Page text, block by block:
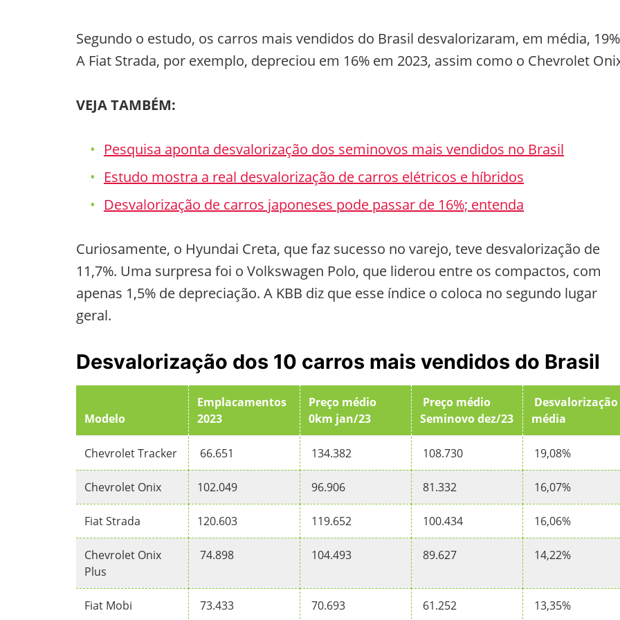
Segundo o estudo, os carros mais vendidos do Brasil desvalorizaram, em média,
A Fiat Strada, por exemplo, depreciou em 16% em 2023, assim como o Chevrolet
VEJA TAMBÉM:
Pesquisa aponta desvalorização dos seminovos mais vendidos no Brasil
Estudo mostra a real desvalorização de carros elétricos e híbridos
Desvalorização de carros japoneses pode passar de 16%; entenda
Curiosamente, o Hyundai Creta, que faz sucesso no varejo, teve desvalorização de
11,7%. Uma surpresa foi o Volkswagen Polo, que liderou entre os compactos, com
apenas 1,5% de depreciação. A KBB diz que esse índice o coloca no segundo lugar
geral.
Desvalorização dos 10 carros mais vendidos do Brasil
Modelo
Emplacamentos
2023
Preço médio
0km jan/23
Preço médio
Seminovo dez/23
Desvalorização
média
Chevrolet Tracker 66.651 134.382 108.730 19,08%
Chevrolet Onix 102.049 96.906 81.332 16,07%
Fiat Strada 120.603 119.652 100.434 16,06%
Chevrolet Onix
Plus
74.898 104.493 89.627 14,22%
Fiat Mobi 73.433 70.693 61.252 13,35%